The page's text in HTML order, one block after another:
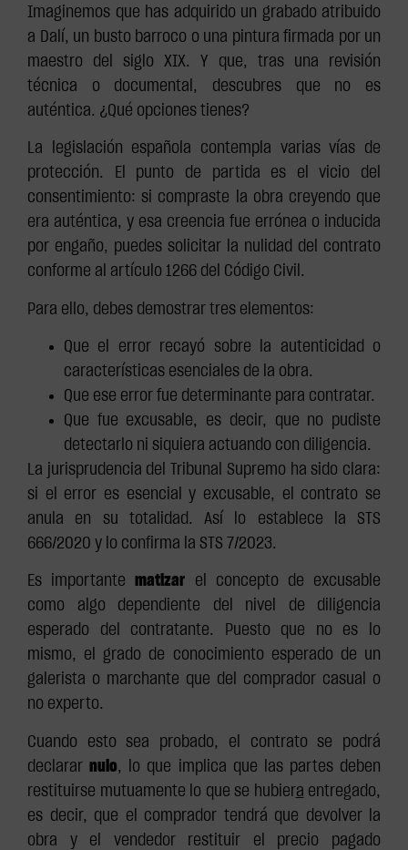
Imaginemos que has adquirido un grabado atribuido
a Dalí, un busto barroco o una pintura firmada por un
maestro del siglo XIX. Y que, tras una revisión
técnica o documental, descubres que no es
auténtica. ¿Qué opciones tienes?
La legislación española contempla varias vías de
protección. El punto de partida es el vicio del
consentimiento: si compraste la obra creyendo que
era auténtica, y esa creencia fue errónea o inducida
por engaño, puedes solicitar la nulidad del contrato
conforme al artículo 1266 del Código Civil.
Para ello, debes demostrar tres elementos:
Que el error recayó sobre la autenticidad o
características esenciales de la obra.
Que ese error fue determinante para contratar.
Que fue excusable, es decir, que no pudiste
detectarlo ni siquiera actuando con diligencia.
La jurisprudencia del Tribunal Supremo ha sido clara:
si el error es esencial y excusable, el contrato se
anula en su totalidad. Así lo establece la STS
666/2020 y lo confirma la STS 7/2023.
Es importante matizar el concepto de excusable
como algo dependiente del nivel de diligencia
esperado del contratante. Puesto que no es lo
mismo, el grado de conocimiento esperado de un
galerista o marchante que del comprador casual o
no experto.
Cuando esto sea probado, el contrato se podrá
declararnulo, lo que implica que las partes deben
restituirse mutuamente lo que se hubiera entregado,
es decir, que el comprador tendrá que devolver la
obra y el vendedor restituir el precio pagado